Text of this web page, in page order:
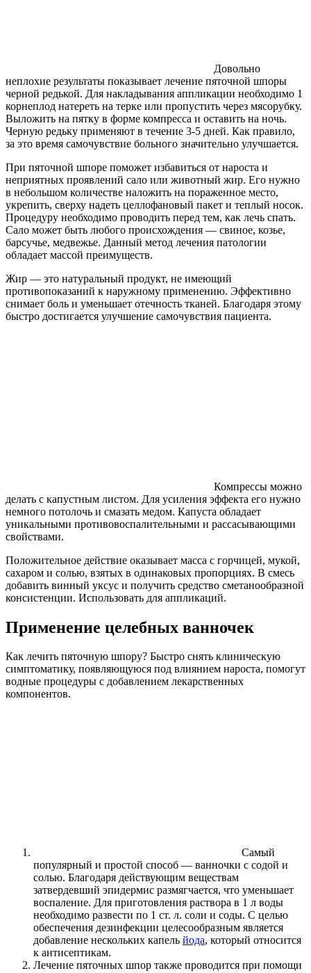
Довольно
неплохие результаты показывает лечение пяточной шпоры
черной редькой. Для накладывания аппликации необходимо 1
корнеплод натереть на терке или пропустить через мясорубку.
Выложить на пятку в форме компресса и оставить на ночь.
Черную редьку применяют в течение 3-5 дней. Как правило,
за это время самочувствие больного значительно улучшается.
При пяточной шпоре поможет избавиться от нароста и
неприятных проявлений сало или животный жир. Его нужно
в небольшом количестве наложить на пораженное место,
укрепить, сверху надеть целлофановый пакет и теплый носок.
Процедуру необходимо проводить перед тем, как лечь спать.
Сало может быть любого происхождения — свиное, козье,
барсучье, медвежье. Данный метод лечения патологии
обладает массой преимуществ.
Жир — это натуральный продукт, не имеющий
противопоказаний к наружному применению. Эффективно
снимает боль и уменьшает отечность тканей. Благодаря этому
быстро достигается улучшение самочувствия пациента.
Компрессы можно
делать с капустным листом. Для усиления эффекта его нужно
немного потолочь и смазать медом. Капуста обладает
уникальными противовоспалительными и рассасывающими
свойствами.
Положительное действие оказывает масса с горчицей, мукой,
сахаром и солью, взятых в одинаковых пропорциях. В смесь
добавить винный уксус и получить средство сметанообразной
консистенции. Использовать для аппликаций.
Применение целебных ванночек
Как лечить пяточную шпору? Быстро снять клиническую
симптоматику, появляющуюся под влиянием нароста, помогут
водные процедуры с добавлением лекарственных
компонентов.
Самый
популярный и простой способ — ванночки с содой и
солью. Благодаря действующим веществам
затвердевший эпидермис размягчается, что уменьшает
воспаление. Для приготовления раствора в 1 л воды
необходимо развести по 1 ст. л. соли и соды. С целью
обеспечения дезинфекции целесообразным является
добавление нескольких капель йода, который относится
к антисептикам.
Лечение пяточных шпор также проводится при помощи